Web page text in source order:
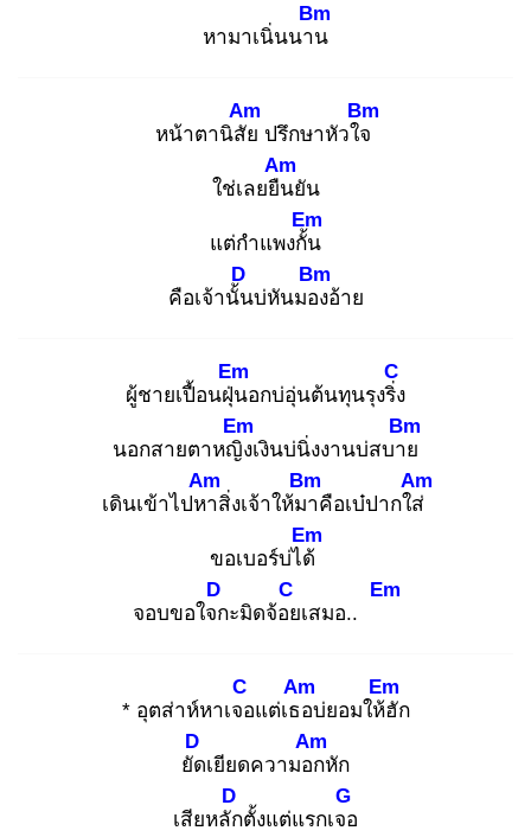
หามาเนิ่นนาน
Bm
หน้าตานิสัย
Am
ปรึกษาหัวใจ
Bm
ใช่เลยยืน
Am
ยัน
แต่กำแพงกั้น
Em
คือเจ้านั้น
D
บ่หันมอง
Bm
อ้าย
ผู้ชายเปื้อนฝุ่น
Em
อกบ่อุ่นต้นทุนรุงริ่ง
C
นอกสายตาหญิง
Em
เงินบ่นิ่งงานบ่สบาย
Bm
เดินเข้าไปหา
Am
สิ่งเจ้าให้มา
Bm
คือเบ๋ปากใส่
Am
ขอเบอร์บ่ได้
Em
จอบขอใจก
D
ะมิดจ้อย
C
เสมอ..
Em
* อุตส่าห์หาเจอ
C
แต่เธอ
Am
บ่ยอมให้ฮั
Em
ก
ยัด
D
เยียดความอก
Am
หัก
เสียหลัก
D
ตั้งแต่แรกเจอ
G